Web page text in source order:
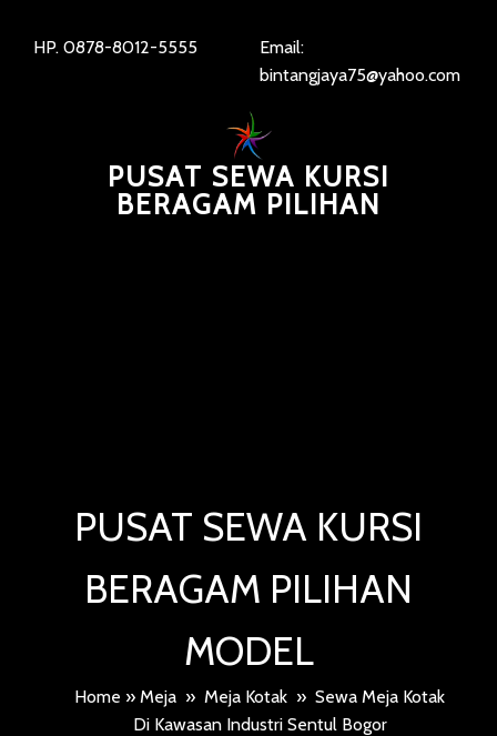
HP. 0878-8012-5555
Email:
bintangjaya75@yahoo.com
PUSAT SEWA KURSI
BERAGAM PILIHAN
PUSAT SEWA KURSI
BERAGAM PILIHAN
MODEL
Home » Meja » Meja Kotak » Sewa Meja Kotak
Di Kawasan Industri Sentul Bogor